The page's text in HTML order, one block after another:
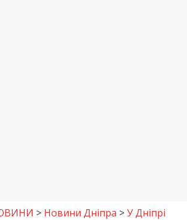
> Новини Дніпра >У Дніпрі